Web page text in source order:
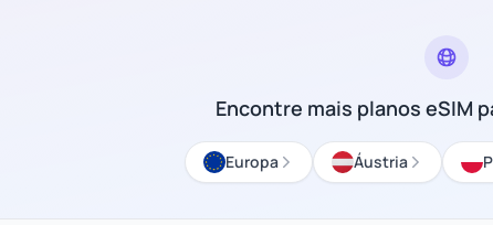
Encontre mais planos eSIM
Europa Áustria